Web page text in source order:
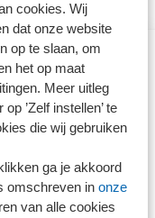
cookies. Wij
dat onze website
op te slaan, om
het op maat
Meer uitleg
op ’Zelf instellen’ te
die wij gebruiken
ga je akkoord
omschreven in onze
van alle cookies